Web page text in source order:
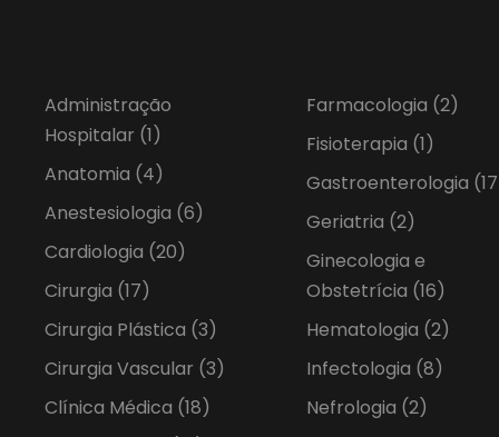
Administração
Hospitalar (1)
Anatomia (4)
Anestesiologia (6)
Cardiologia (20)
Cirurgia (17)
Cirurgia Plástica (3)
Cirurgia Vascular (3)
Clínica Médica (18)
Farmacologia (2)
Fisioterapia (1)
Gastroenterologia
Geriatria (2)
Ginecologia e
Obstetrícia (16)
Hematologia (2)
Infectologia (8)
Nefrologia (2)